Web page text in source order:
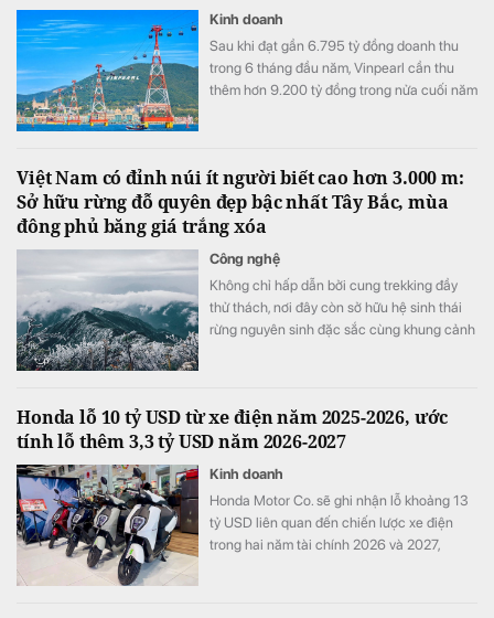
Kinh doanh
Sau khi đạt gần 6.795 tỷ đồng doanh thu
trong 6 tháng đầu năm, Vinpearl cần thu
thêm hơn 9.200 tỷ đồng trong nửa cuối năm
Việt Nam có đỉnh núi ít người biết cao hơn 3.000 m:
Sở hữu rừng đỗ quyên đẹp bậc nhất Tây Bắc, mùa
đông phủ băng giá trắng xóa
Công nghệ
Không chỉ hấp dẫn bởi cung trekking đầy
thử thách, nơi đây còn sở hữu hệ sinh thái
rừng nguyên sinh đặc sắc cùng khung cảnh
Honda lỗ 10 tỷ USD từ xe điện năm 2025-2026, ước
tính lỗ thêm 3,3 tỷ USD năm 2026-2027
Kinh doanh
Honda Motor Co. sẽ ghi nhận lỗ khoảng 13
tỷ USD liên quan đến chiến lược xe điện
trong hai năm tài chính 2026 và 2027,